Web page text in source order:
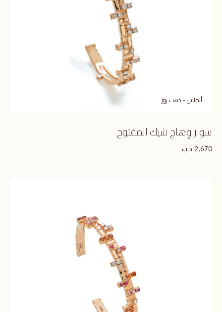
ألماس - ذهب روز
سوار وِهاج شيك المفتوح
2,670 د.ب